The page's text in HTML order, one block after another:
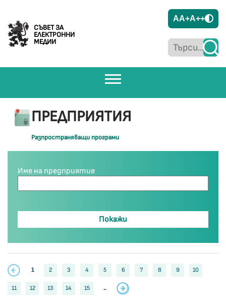
СЪВЕТ ЗА
ЕЛЕКТРОННИ
МЕДИИ
AA+A++
ПРЕДПРИЯТИЯ
Разпространяващи програми
Име на предприятие
1 2 3 4 5 6 7 8 9 10
11 12 13 14 15 ..